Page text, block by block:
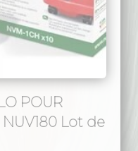
POUR
NUV180 Lot de